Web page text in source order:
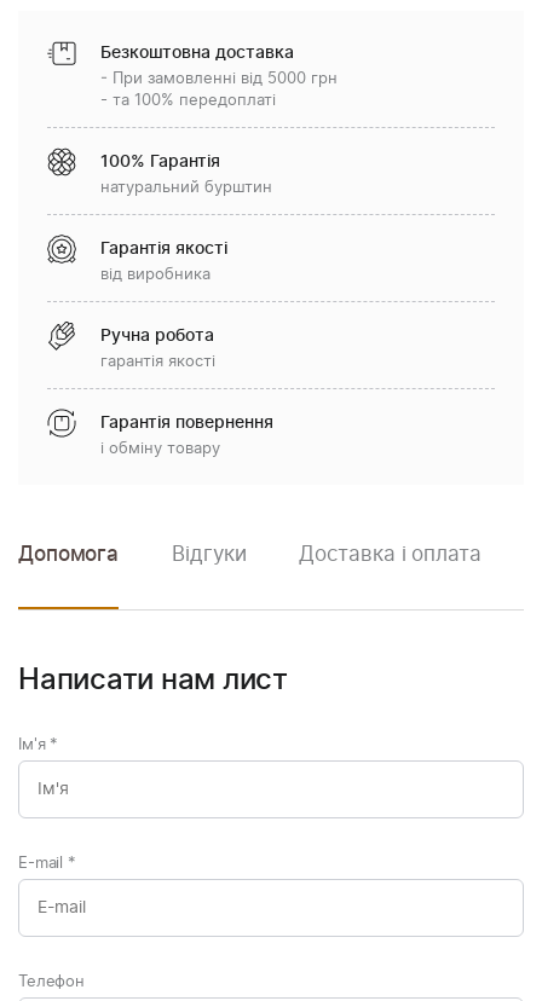
Безкоштовна доставка
- При замовленні від 5000 грн
- та 100% передоплаті
100% Гарантія
натуральний бурштин
Гарантія якості
від виробника
Ручна робота
гарантія якості
Гарантія повернення
і обміну товару
Допомога Відгуки Доставка і оплата
Написати нам лист
Ім'я *
E-mail *
Телефон